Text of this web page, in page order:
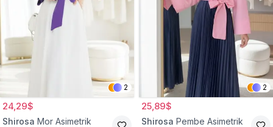
2
24,29$
Shirosa Mor Asimetrik
2
25,89$
Shirosa Pembe Asimetrik